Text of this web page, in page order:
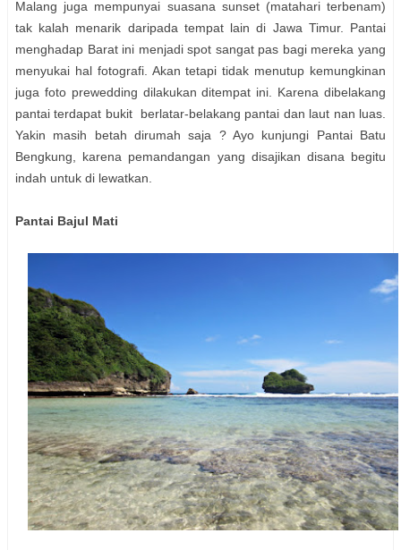
Malang juga mempunyai suasana sunset (matahari terbenam)
tak kalah menarik daripada tempat lain di Jawa Timur. Pantai
menghadap Barat ini menjadi spot sangat pas bagi mereka yang
menyukai hal fotografi. Akan tetapi tidak menutup kemungkinan
juga foto prewedding dilakukan ditempat ini. Karena dibelakang
pantai terdapat bukit berlatar-belakang pantai dan laut nan luas.
Yakin masih betah dirumah saja ? Ayo kunjungi Pantai Batu
Bengkung, karena pemandangan yang disajikan disana begitu
indah untuk di lewatkan.
Pantai Bajul Mati